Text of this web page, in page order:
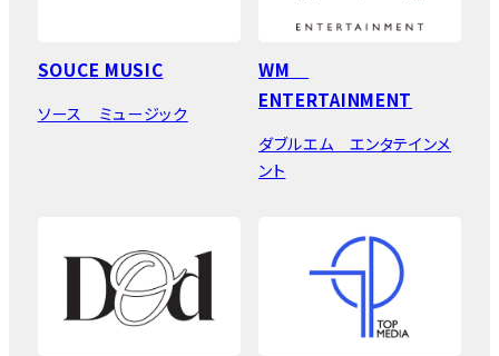
SOUCE MUSIC
ソース ミュージック
WM
ENTERTAINMENT
ダブルエム エンタテインメ
ント